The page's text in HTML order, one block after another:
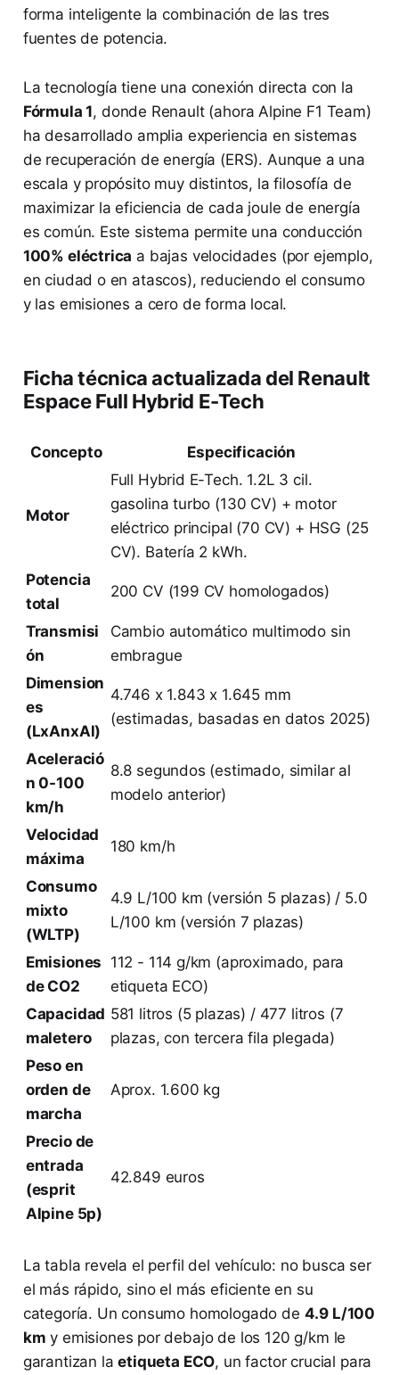
forma inteligente la combinación de las tres
fuentes de potencia.
La tecnología tiene una conexión directa con la
Fórmula 1, donde Renault (ahora Alpine F1 Team)
ha desarrollado amplia experiencia en sistemas
de recuperación de energía (ERS). Aunque a una
escala y propósito muy distintos, la filosofía de
maximizar la eficiencia de cada joule de energía
es común. Este sistema permite una conducción
100% eléctrica a bajas velocidades (por ejemplo,
en ciudad o en atascos), reduciendo el consumo
y las emisiones a cero de forma local.
Ficha técnica actualizada del Renault
Espace Full Hybrid E-Tech
Concepto Especificación
Motor
Full Hybrid E-Tech. 1.2L 3 cil.
gasolina turbo (130 CV) + motor
eléctrico principal (70 CV) + HSG (25
CV). Batería 2 kWh.
Potencia
total
200 CV (199 CV homologados)
Transmisi
ón
Cambio automático multimodo sin
embrague
Dimension
es
(LxAnxAl)
4.746 x 1.843 x 1.645 mm
(estimadas, basadas en datos 2025)
Aceleració
n 0-100
km/h
8.8 segundos (estimado, similar al
modelo anterior)
Velocidad
máxima
180 km/h
Consumo
mixto
(WLTP)
4.9 L/100 km (versión 5 plazas) / 5.0
L/100 km (versión 7 plazas)
Emisiones
de CO2
112 - 114 g/km (aproximado, para
etiqueta ECO)
Capacidad
maletero
581 litros (5 plazas) / 477 litros (7
plazas, con tercera fila plegada)
Peso en
orden de
marcha
Aprox. 1.600 kg
Precio de
entrada
(esprit
Alpine 5p)
42.849 euros
La tabla revela el perfil del vehículo: no busca ser
el más rápido, sino el más eficiente en su
categoría. Un consumo homologado de 4.9 L/100
km y emisiones por debajo de los 120 g/km le
garantizan laetiqueta ECO, un factor crucial para